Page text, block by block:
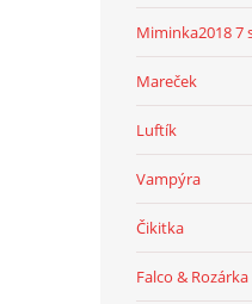
Miminka2018 7
Mareček
Luftík
Vampýra
Čikitka
Falco & Rozárka